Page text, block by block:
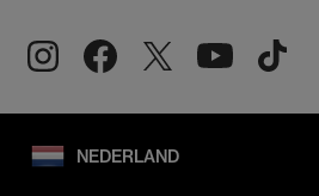
NEDERLAND